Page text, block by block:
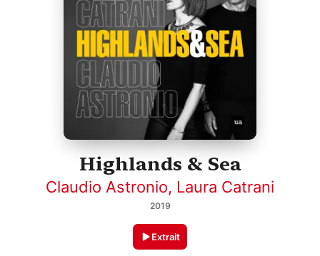
Rechercher
Highlands & Sea
Claudio Astronio, Laura Catrani
2019
Extrait